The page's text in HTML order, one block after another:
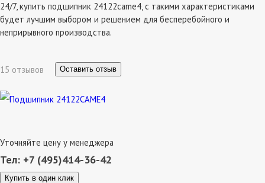
24/7, купить подшипник 24122came4, с такими характеристиками
будет лучшим выбором и решением для бесперебойного и
неприрывного производства.
15 отзывов Оставить отзыв
Уточняйте цену у менеджера
Тел: +7 (495)414-36-42
Купить в один клик